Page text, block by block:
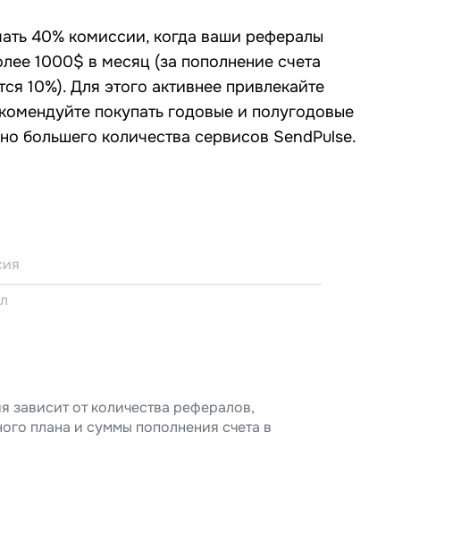
40% комиссии, когда ваши рефералы
1000$ в месяц (за пополнение счета
10%). Для этого активнее привлекайте
покупать годовые и полугодовые
большего количества сервисов SendPulse.
зависит от количества рефералов,
плана и суммы пополнения счета в